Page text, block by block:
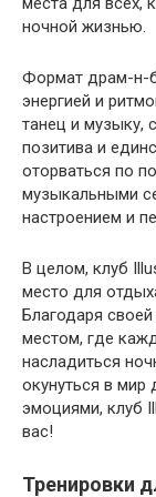
ночной жизнью.
Формат драм-н-
энергией и
танец и музыку,
позитива и
оторваться по
музыкальными
настроением и
В целом, клуб
место для
Благодаря
местом, где
насладиться
окунуться в мир
эмоциями, клуб
вас!
Тренировки